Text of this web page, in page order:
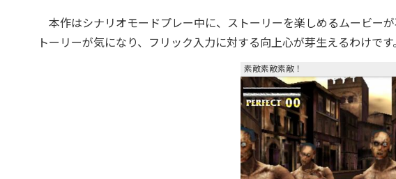
本作はシナリオモードプレー中に、ストーリーを楽しめるムービー
トーリーが気になり、フリック入力に対する向上心が芽生えるわけです。
素敵素敵素敵！